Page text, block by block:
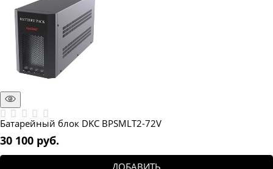
Батарейный блок DKC BPSMLT2-72V
30 100 руб.
ДОБАВИТЬ